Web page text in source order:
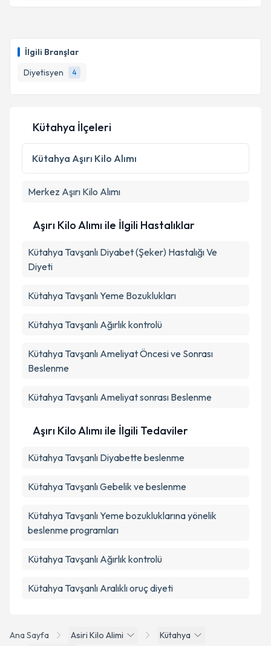
İlgili Branşlar
Diyetisyen
4
takvim hazırlandığında e-posta ile bilgilendireceğiz.
E-posta Adresiniz
Kişisel verilerimin işlenmesine ilişkinAydınlatma
Metni
'ni okudum ve kişisel verilerimin belirtilen
kapsamda işlenmesini kabul ediyorum.
Ana Sayfa Asiri Kilo Alimi
Kütahya
Kütahya İlçeleri
Kütahya Aşırı Kilo Alımı
Merkez Aşırı Kilo Alımı
Aşırı Kilo Alımı ile İlgili Hastalıklar
Kütahya Tavşanlı Diyabet (Şeker) Hastalığı Ve
Diyeti
Kütahya Tavşanlı Yeme Bozuklukları
Kütahya Tavşanlı Ağırlık kontrolü
Kütahya Tavşanlı Ameliyat Öncesi ve Sonrası
Beslenme
Kütahya Tavşanlı Ameliyat sonrası Beslenme
Aşırı Kilo Alımı ile İlgili Tedaviler
Kütahya Tavşanlı Diyabette beslenme
Kütahya Tavşanlı Gebelik ve beslenme
Kütahya Tavşanlı Yeme bozukluklarına yönelik
beslenme programları
Kütahya Tavşanlı Ağırlık kontrolü
Kütahya Tavşanlı Aralıklı oruç diyeti